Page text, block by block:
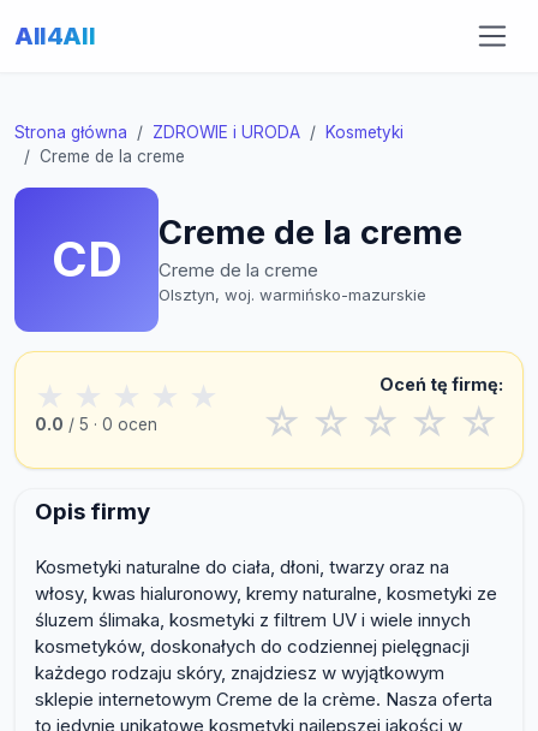
All4All
Strona główna ZDROWIE i URODA
Kosmetyki
Creme de la creme
CD Creme de la creme
Creme de la creme
Olsztyn, woj. warmińsko-mazurskie
★ ★ ★ ★ ★
0.0 / 5 · 0 ocen
Oceń tę firmę:
☆ ☆ ☆ ☆ ☆
Opis firmy
Kosmetyki naturalne do ciała, dłoni, twarzy oraz na
włosy, kwas hialuronowy, kremy naturalne, kosmetyki ze
śluzem ślimaka, kosmetyki z filtrem UV i wiele innych
kosmetyków, doskonałych do codziennej pielęgnacji
każdego rodzaju skóry, znajdziesz w wyjątkowym
sklepie internetowym Creme de la crème. Nasza oferta
to jedynie unikatowe kosmetyki najlepszej jakości w